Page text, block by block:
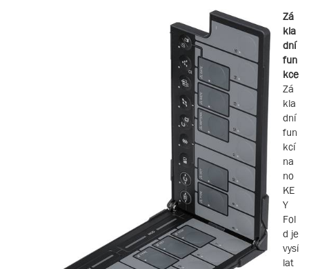
Zá
kla
dní
fun
kce
Zá
kla
dní
fun
kcí
na
no
KE
Y
Fol
d je
vysí
lat